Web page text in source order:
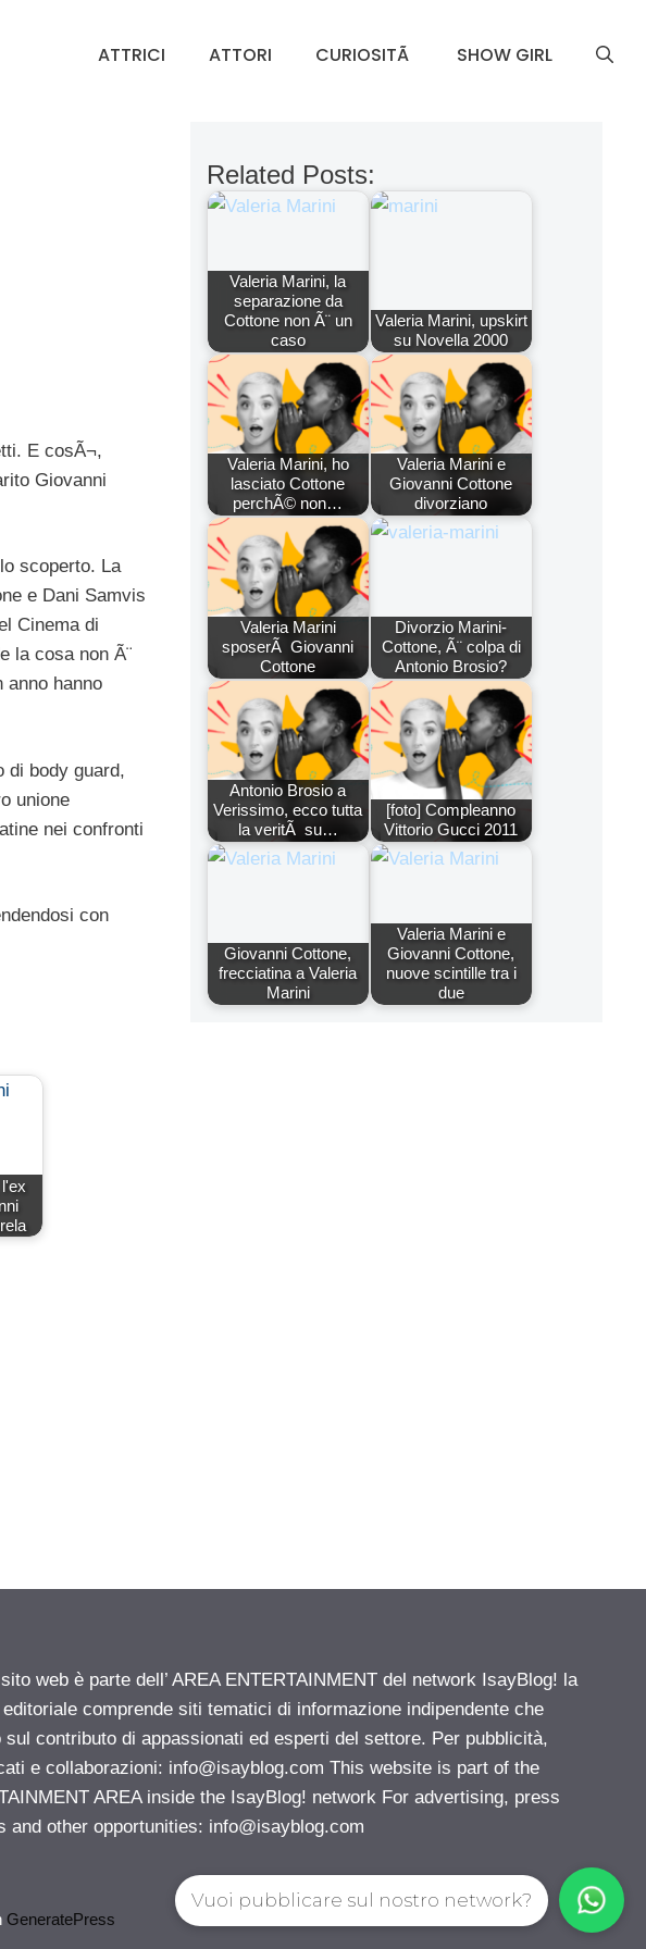
ATTRICI ATTORI CURIOSITÃ SHOW GIRL
E cosÃ¬,
Giovanni
scoperto. La
e Dani Samvis
Cinema di
la cosa non Ã¨
hanno
di body guard,
unione
nei confronti
con
Related Posts:
Valeria Marini, la
separazione da
Cottone non Ã¨ un
caso
Valeria Marini, upskirt
su Novella 2000
Valeria Marini, ho
lasciato Cottone
perchÃ© non…
Valeria Marini e
Giovanni Cottone
divorziano
Valeria Marini
sposerÃ Giovanni
Cottone
Divorzio Marini-
Cottone, Ã¨ colpa di
Antonio Brosio?
Antonio Brosio a
Verissimo, ecco tutta
la veritÃ su…
[foto] Compleanno
Vittorio Gucci 2011
Giovanni Cottone,
frecciatina a Valeria
Marini
Valeria Marini e
Giovanni Cottone,
nuove scintille tra i
due
web è parte dell’ AREA ENTERTAINMENT del network IsayBlog! la
comprende siti tematici di informazione indipendente che
sul contributo di appassionati ed esperti del settore. Per pubblicità,
e collaborazioni: info@isayblog.com This website is part of the
AREA inside the IsayBlog! network For advertising, press
and other opportunities: info@isayblog.com
GeneratePress
Vuoi pubblicare sul nostro network?